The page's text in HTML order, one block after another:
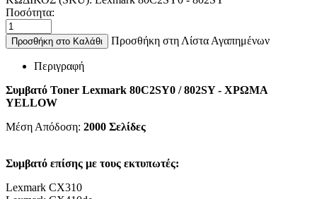
Ποσότητα:
Προσθήκη στο Καλάθι Προσθήκη στη Λίστα Αγαπημένων
Περιγραφή
Συμβατό Toner Lexmark 80C2SY0 / 802SY - ΧΡΩΜΑ
YELLOW
Μέση Απόδοση: 2000 Σελίδες
Συμβατό επίσης με τους εκτυπωτές:
Lexmark CX310